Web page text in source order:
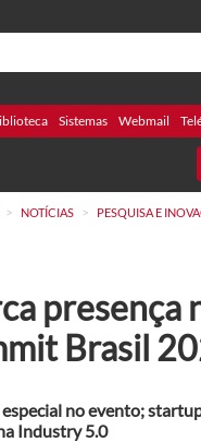
Sistemas Webmail
> NOTÍCIAS > PESQUISA E
presença
Brasil
no evento;
Industry 5.0